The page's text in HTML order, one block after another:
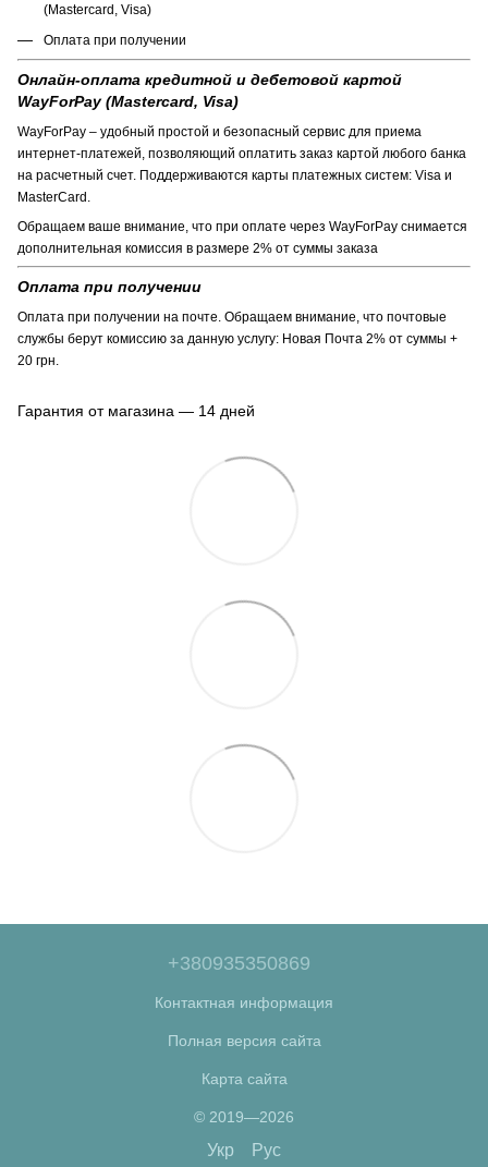
(Mastercard, Visa)
Оплата при получении
Онлайн-оплата кредитной и дебетовой картой
WayForPay (Mastercard, Visa)
WayForPay – удобный простой и безопасный сервис для приема
интернет-платежей, позволяющий оплатить заказ картой любого банка
на расчетный счет. Поддерживаются карты платежных систем: Visa и
MasterCard.
Обращаем ваше внимание, что при оплате через WayForPay снимается
дополнительная комиссия в размере 2% от суммы заказа
Оплата при получении
Оплата при получении на почте. Обращаем внимание, что почтовые
службы берут комиссию за данную услугу: Новая Почта 2% от суммы +
20 грн.
Гарантия от магазина — 14 дней
+380935350869
Контактная информация
Полная версия сайта
Карта сайта
© 2019—2026
Укр Рус